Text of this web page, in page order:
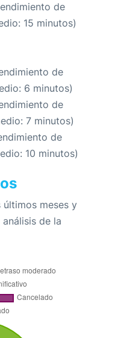
de
15 minutos)
de
6 minutos)
de
7 minutos)
de
10 minutos)
meses y
de la